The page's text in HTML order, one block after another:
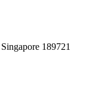
189721